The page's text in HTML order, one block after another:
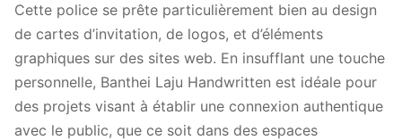
Cette police se prête particulièrement bien au design
de cartes d’invitation, de logos, et d’éléments
graphiques sur des sites web. En insufflant une touche
personnelle, Banthei Laju Handwritten est idéale pour
des projets visant à établir une connexion authentique
avec le public, que ce soit dans des espaces